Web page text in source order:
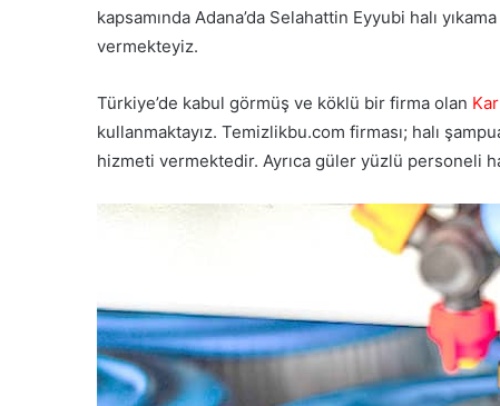
kapsamında Adana’da Selahattin Eyyubi halı
vermekteyiz.
Türkiye’de kabul görmüş ve köklü bir firma olan
kullanmaktayız. Temizlikbu.com firması; halı
hizmeti vermektedir. Ayrıca güler yüzlü personeli